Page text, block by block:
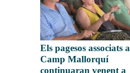
Els pagesos associats a
Camp Mallorquí
continuaran venent a